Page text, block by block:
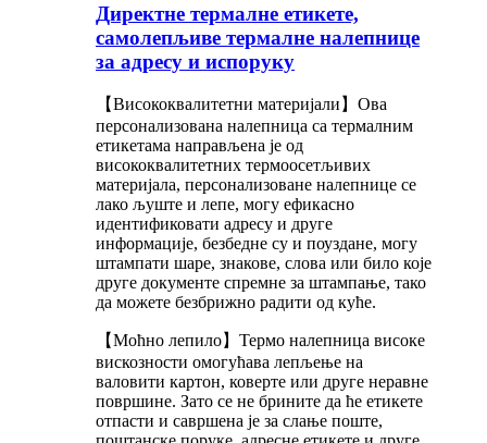
Директне термалне етикете,
самолепљиве термалне налепнице
за адресу и испоруку
【Висококвалитетни материјали】Ова
персонализована налепница са термалним
етикетама направљена је од
висококвалитетних термоосетљивих
материјала, персонализоване налепнице се
лако љуште и лепе, могу ефикасно
идентификовати адресу и друге
информације, безбедне су и поуздане, могу
штампати шаре, знакове, слова или било које
друге документе спремне за штампање, тако
да можете безбрижно радити од куће.
【Моћно лепило】Термо налепница високе
вискозности омогућава лепљење на
валовити картон, коверте или друге неравне
површине. Зато се не брините да ће етикете
отпасти и савршена је за слање поште,